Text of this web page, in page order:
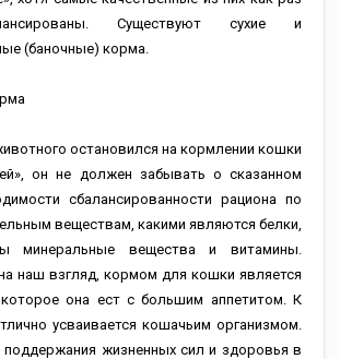
Существуют сухие и
(баночные) корма.
остановился на кормлении кошки
он не должен забывать о сказанном
сбалансированности рациона по
веществам, какими являются белки,
минеральные вещества и витамины.
наш взгляд, кормом для кошки является
она ест с большим аппетитом. К
усваивается кошачьим организмом.
жизненных сил и здоровья в